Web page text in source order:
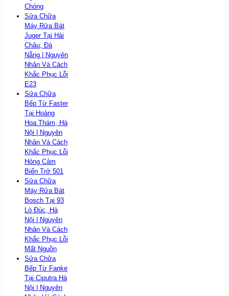
Chóng
Sửa Chữa
Máy Rửa Bát
Juger Tại Hải
Châu, Đà
Nẵng | Nguyên
Nhân Và Cách
Khắc Phục Lỗi
E23
Sửa Chữa
Bếp Từ Faster
Tại Hoàng
Hoa Thám, Hà
Nội | Nguyên
Nhân Và Cách
Khắc Phục Lỗi
Hỏng Cảm
Biến Trở 501
Sửa Chữa
Máy Rửa Bát
Bosch Tại 93
Lò Đúc, Hà
Nội | Nguyên
Nhân Và Cách
Khắc Phục Lỗi
Mất Nguồn
Sửa Chữa
Bếp Từ Fanke
Tại Ciputra Hà
Nội | Nguyên